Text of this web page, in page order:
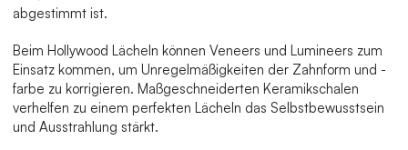
abgestimmt ist.
Beim Hollywood Lächeln können Veneers und Lumineers zum
Einsatz kommen, um Unregelmäßigkeiten der Zahnform und -
farbe zu korrigieren. Maßgeschneiderten Keramikschalen
verhelfen zu einem perfekten Lächeln das Selbstbewusstsein
und Ausstrahlung stärkt.